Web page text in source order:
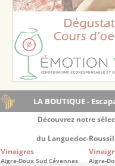
LA BOUTIQUE -
Découvrez notre
du Languedoc-
Vinaigres
Aigre-Doux Sud Cévennes Aigre-